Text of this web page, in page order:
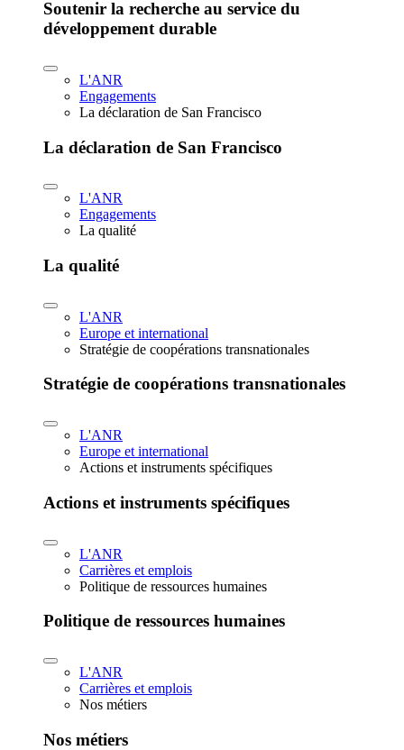
Soutenir la recherche au service du
développement durable
L'ANR
Engagements
La déclaration de San Francisco
La déclaration de San Francisco
L'ANR
Engagements
La qualité
La qualité
L'ANR
Europe et international
Stratégie de coopérations transnationales
Stratégie de coopérations transnationales
L'ANR
Europe et international
Actions et instruments spécifiques
Actions et instruments spécifiques
L'ANR
Carrières et emplois
Politique de ressources humaines
Politique de ressources humaines
L'ANR
Carrières et emplois
Nos métiers
Nos métiers